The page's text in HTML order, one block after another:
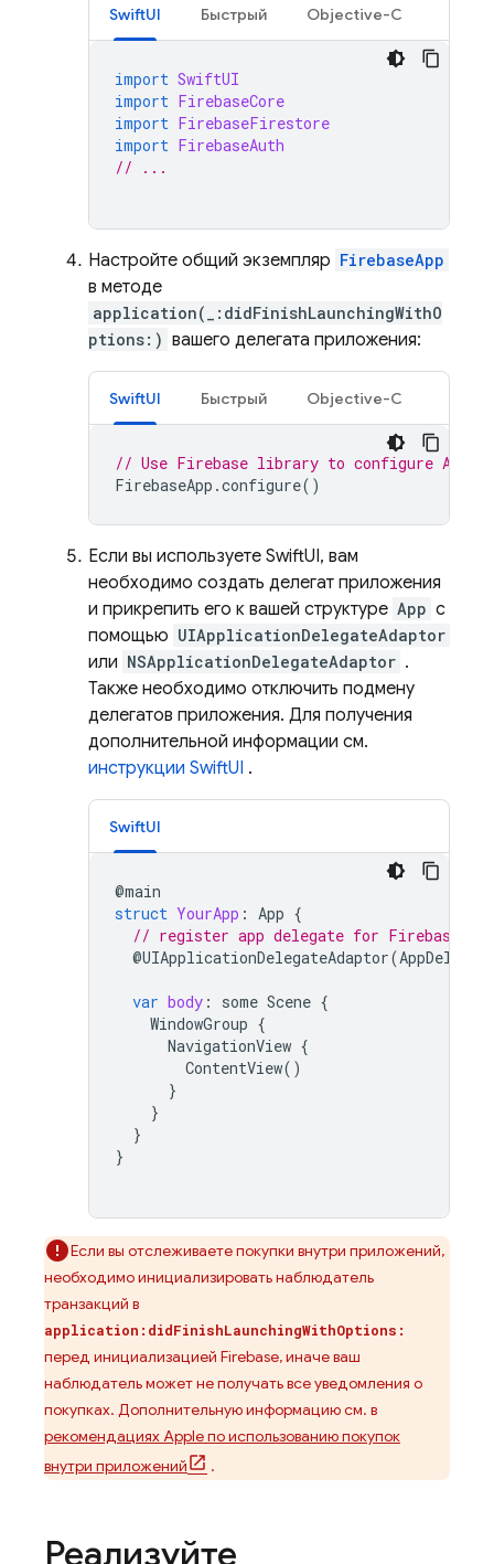
SwiftUI Быстрый Objective-C
import SwiftUI
import FirebaseCore
import FirebaseFirestore
import FirebaseAuth
// ...
Настройте общий экземпляр FirebaseApp
в методе
application(_:didFinishLaunchingWithO
ptions:) вашего делегата приложения:
SwiftUI Быстрый Objective-C
// Use Firebase library to configure APIs
FirebaseApp .configure()
Если вы используете SwiftUI, вам
необходимо создать делегат приложения
и прикрепить его к вашей структуре App с
помощью UIApplicationDelegateAdaptor
или NSApplicationDelegateAdaptor .
Также необходимо отключить подмену
делегатов приложения. Для получения
дополнительной информации см.
инструкции SwiftUI .
SwiftUI
@main
struct YourApp : App {
// register app delegate for Firebase
@UIApplicationDelegateAdaptor(
var body : some Scene {
WindowGroup {
NavigationView {
ContentView()
}
}
}
}
Если вы отслеживаете покупки внутри приложений,
необходимо инициализировать наблюдатель
транзакций в
application:didFinishLaunchingWithOptions:
перед инициализацией Firebase, иначе ваш
наблюдатель может не получать все уведомления о
покупках. Дополнительную информацию см. в
рекомендациях Apple по использованию покупок
внутри приложений
.
Реализуйте